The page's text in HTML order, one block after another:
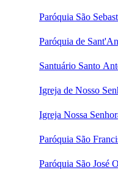
Paróquia São
Paróquia de
Santuário Santo
Igreja de Nosso
Igreja Nossa
Paróquia São
Paróquia São José